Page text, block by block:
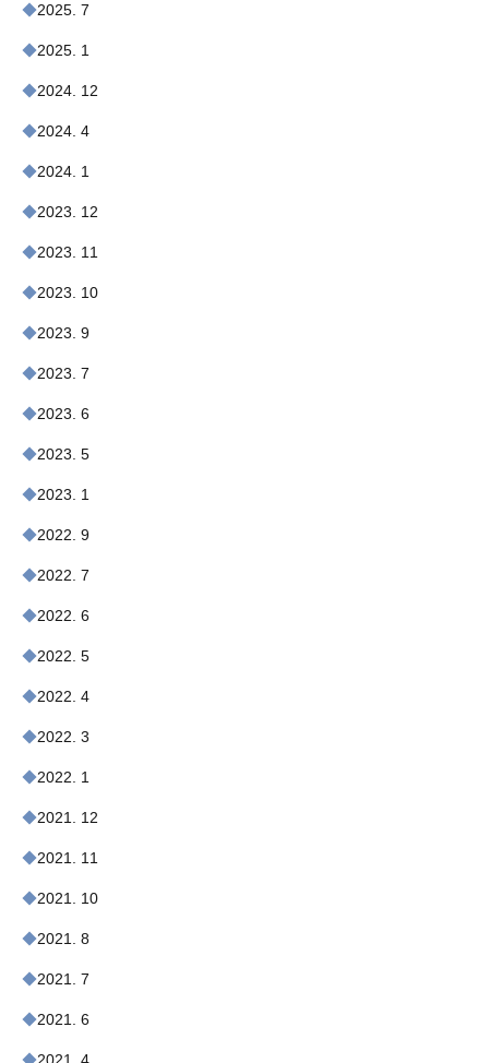
2025. 7
2025. 1
2024. 12
2024. 4
2024. 1
2023. 12
2023. 11
2023. 10
2023. 9
2023. 7
2023. 6
2023. 5
2023. 1
2022. 9
2022. 7
2022. 6
2022. 5
2022. 4
2022. 3
2022. 1
2021. 12
2021. 11
2021. 10
2021. 8
2021. 7
2021. 6